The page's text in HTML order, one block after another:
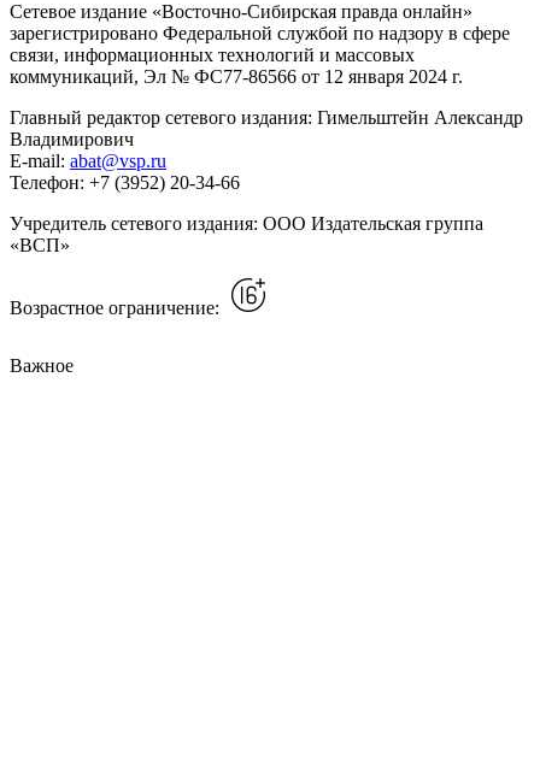
Сетевое издание «Восточно-Сибирская правда онлайн»
зарегистрировано Федеральной службой по надзору в сфере
связи, информационных технологий и массовых
коммуникаций, Эл № ФС77-86566 от 12 января 2024 г.
Главный редактор сетевого издания: Гимельштейн Александр
Владимирович
E-mail: abat@vsp.ru
Телефон: +7 (3952) 20-34-66
Учредитель сетевого издания: ООО Издательская группа
«ВСП»
Возрастное ограничение:
Важное